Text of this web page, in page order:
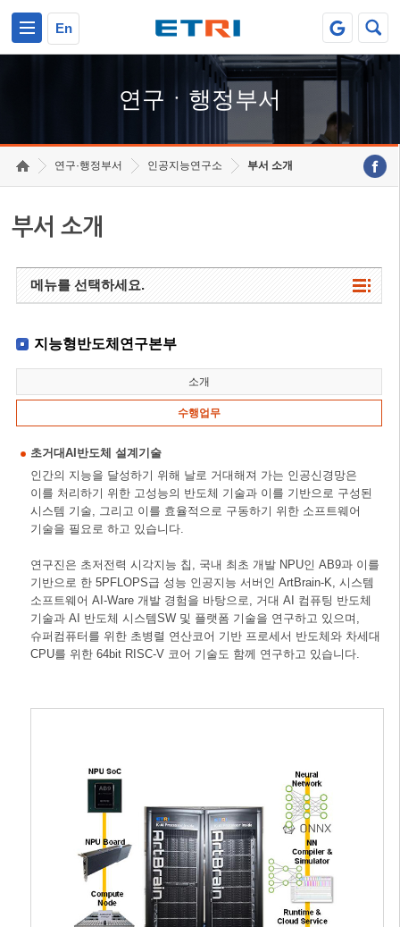
En
연구ㆍ행정부서
연구·행정부서 인공지능연구소 부서 소개
부서 소개
메뉴를 선택하세요.
지능형반도체연구본부
소개
수행업무
초거대AI반도체 설계기술
인간의 지능을 달성하기 위해 날로 거대해져 가는 인공신경망은
이를 처리하기 위한 고성능의 반도체 기술과 이를 기반으로 구성된
시스템 기술, 그리고 이를 효율적으로 구동하기 위한 소프트웨어
기술을 필요로 하고 있습니다.
연구진은 초저전력 시각지능 칩, 국내 최초 개발 NPU인 AB9과 이를
기반으로 한 5PFLOPS급 성능 인공지능 서버인 ArtBrain-K, 시스템
소프트웨어 AI-Ware 개발 경험을 바탕으로, 거대 AI 컴퓨팅 반도체
기술과 AI 반도체 시스템SW 및 플랫폼 기술을 연구하고 있으며,
슈퍼컴퓨터를 위한 초병렬 연산코어 기반 프로세서 반도체와 차세대
CPU를 위한 64bit RISC-V 코어 기술도 함께 연구하고 있습니다.